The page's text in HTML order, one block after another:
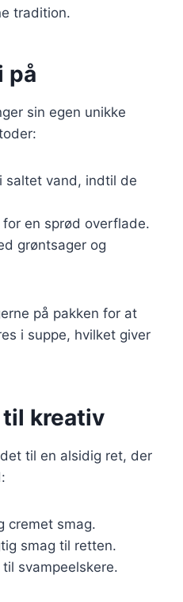
tradition.
på
sin egen unikke
saltet vand, indtil de
en sprød overflade.
grøntsager og
på pakken for at
i suppe, hvilket giver
kreativ
til en alsidig ret, der
cremet smag.
smag til retten.
svampeelskere.